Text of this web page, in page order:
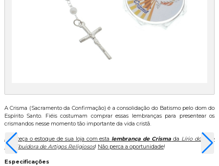
A Crisma (Sacramento da Confirmação) é a consolidação do Batismo pelo dom do
Espírito Santo. Fiéis costumam comprar essas lembranças para presentear os
crismandos nesse momento tão importante da vida cristã.
Abasteça o estoque de sua loja com esta lembrança de Crisma da Lírio do Vale
Distribuidora de Artigos Religiosos! Não perca a oportunidade!
Especificações